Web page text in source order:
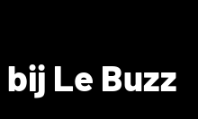
Le Buzz